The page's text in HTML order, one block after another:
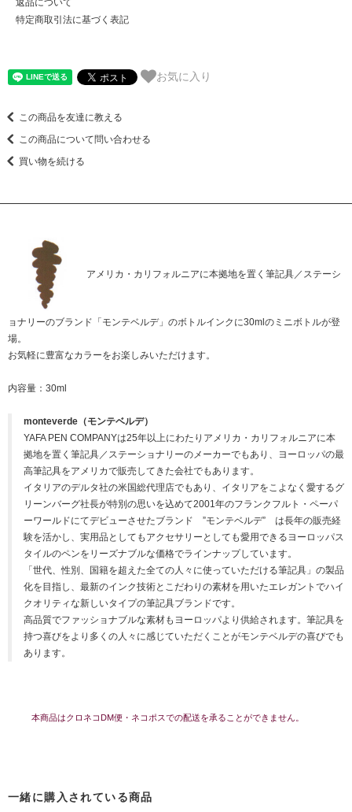
返品について
特定商取引法に基づく表記
お気に入り
この商品を友達に教える
この商品について問い合わせる
買い物を続ける
アメリカ・カリフォルニアに本拠地を置く筆記具／ステーシ
ョナリーのブランド「モンテベルデ」のボトルインクに30mlのミニボトルが登
場。
お気軽に豊富なカラーをお楽しみいただけます。
内容量：30ml
monteverde（モンテベルデ）
YAFA PEN COMPANYは25年以上にわたりアメリカ・カリフォルニアに本
拠地を置く筆記具／ステーショナリーのメーカーでもあり、ヨーロッパの最
高筆記具をアメリカで販売してきた会社でもあります。
イタリアのデルタ社の米国総代理店でもあり、イタリアをこよなく愛するグ
リーンバーグ社長が特別の思いを込めて2001年のフランクフルト・ペーパ
ーワールドにてデビューさせたブランド ”モンテベルデ” は長年の販売経
験を活かし、実用品としてもアクセサリーとしても愛用できるヨーロッパス
タイルのペンをリーズナブルな価格でラインナップしています。
「世代、性別、国籍を超えた全ての人々に使っていただける筆記具」の製品
化を目指し、最新のインク技術とこだわりの素材を用いたエレガントでハイ
クオリティな新しいタイプの筆記具ブランドです。
高品質でファッショナブルな素材もヨーロッパより供給されます。筆記具を
持つ喜びをより多くの人々に感じていただくことがモンテベルデの喜びでも
あります。
本商品はクロネコDM便・ネコポスでの配送を承ることができません。
一緒に購入されている商品